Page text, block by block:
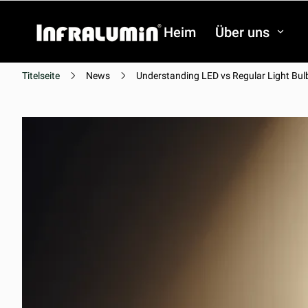
Heim Über uns
Titelseite News Understanding LED vs Regular Light